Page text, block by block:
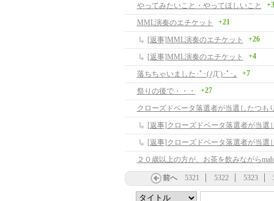
やってみたいこと・やってほしいこと +3
MML演奏のエチケット +21
[返事]MML演奏のエチケット +26
[返事]MML演奏のエチケット +4
落ちちゃいました･ﾟ･(ﾉД`)･ﾟ･｡ +7
祭りの後で・・・ +27
クローズドベータ落選者が当選したつも
前へ 5321 5322 5323